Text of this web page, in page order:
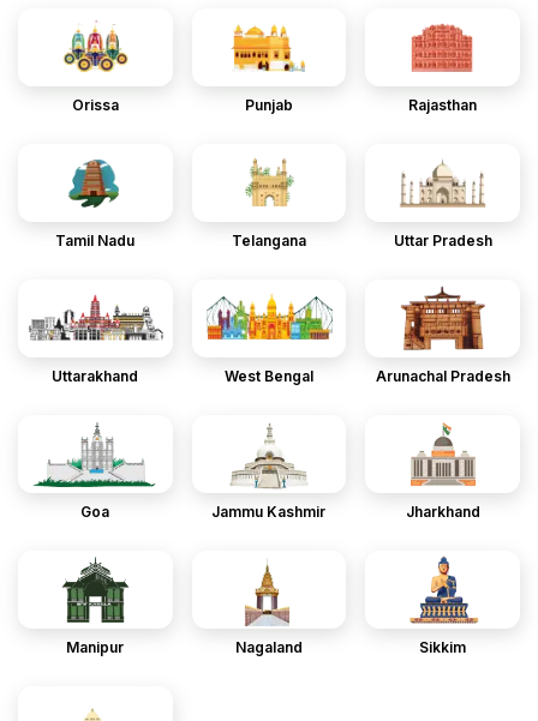
Orissa Punjab Rajasthan
Tamil Nadu Telangana Uttar Pradesh
Uttarakhand West Bengal Arunachal Pradesh
Goa Jammu Kashmir Jharkhand
Manipur Nagaland Sikkim